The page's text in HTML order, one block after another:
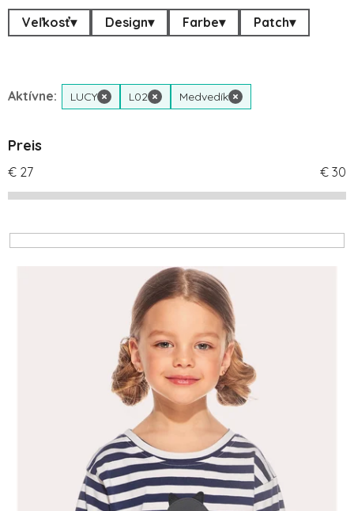
Veľkosť▾ Design▾ Farbe▾ Patch▾
Aktívne: LUCY × L02 × Medvedík ×
Preis
€ 27 € 30
Liste der Produkte